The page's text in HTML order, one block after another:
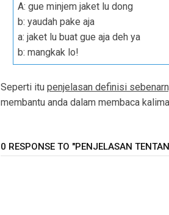
A: gue minjem jaket lu dong
b: yaudah pake aja
a: jaket lu buat gue aja deh ya
b: mangkak lo!
Seperti itu penjelasan definisi
membantu anda dalam membaca
0 RESPONSE TO "PENJELASAN